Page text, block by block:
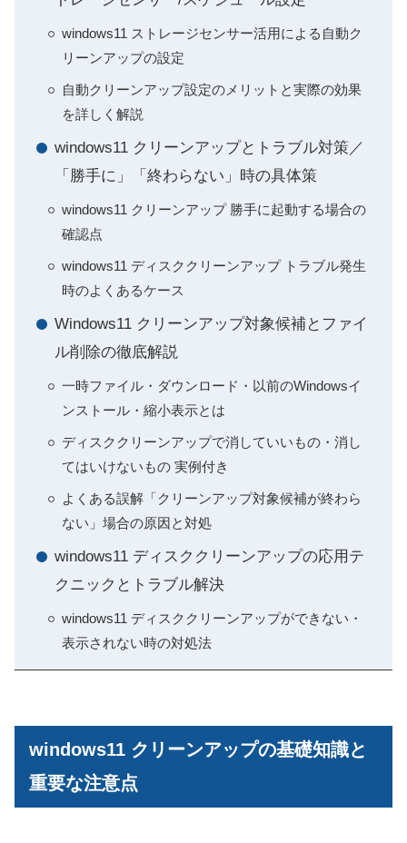
windows11 ストレージセンサー活用による自動ク
リーンアップの設定
自動クリーンアップ設定のメリットと実際の効果
を詳しく解説
windows11 クリーンアップとトラブル対策／
「勝手に」「終わらない」時の具体策
windows11 クリーンアップ 勝手に起動する場合の
確認点
windows11 ディスククリーンアップ トラブル発生
時のよくあるケース
Windows11 クリーンアップ対象候補とファイ
ル削除の徹底解説
一時ファイル・ダウンロード・以前のWindowsイ
ンストール・縮小表示とは
ディスククリーンアップで消していいもの・消し
てはいけないもの 実例付き
よくある誤解「クリーンアップ対象候補が終わら
ない」場合の原因と対処
windows11 ディスククリーンアップの応用テ
クニックとトラブル解決
windows11 ディスククリーンアップができない・
表示されない時の対処法
windows11 クリーンアップの基礎知識と
重要な注意点